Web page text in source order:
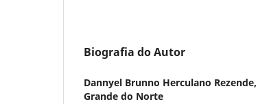
Biografia do Autor
Dannyel Brunno Herculano Rezende,
Grande do Norte